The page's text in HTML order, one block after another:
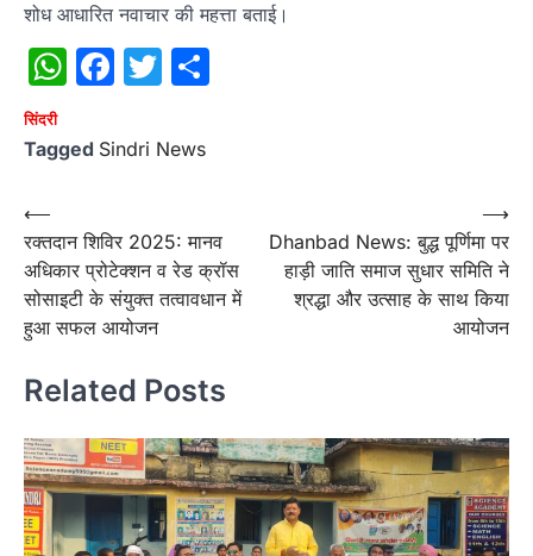
शोध आधारित नवाचार की महत्ता बताई।
WhatsApp
Facebook
Twitter
सिंदरी
Tagged Sindri News
Post
navigation
⟵
रक्तदान शिविर 2025: मानव
अधिकार प्रोटेक्शन व रेड क्रॉस
सोसाइटी के संयुक्त तत्वावधान में
हुआ सफल आयोजन
Dhanbad News: बुद्ध पूर्णिमा पर
हाड़ी जाति समाज सुधार समिति ने
श्रद्धा और उत्साह के साथ किया
आयोजन
⟶
Related Posts